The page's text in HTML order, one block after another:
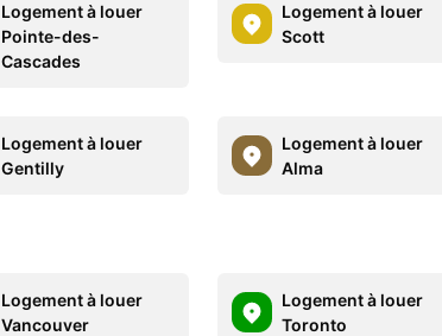
Logement à louer
Pointe-des-
Cascades
Logement à louer
Scott
Logement à louer
Gentilly
Logement à louer
Alma
Logement à louer
Vancouver
Logement à louer
Toronto